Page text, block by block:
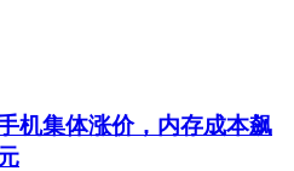
机集体涨价，内存成本飙